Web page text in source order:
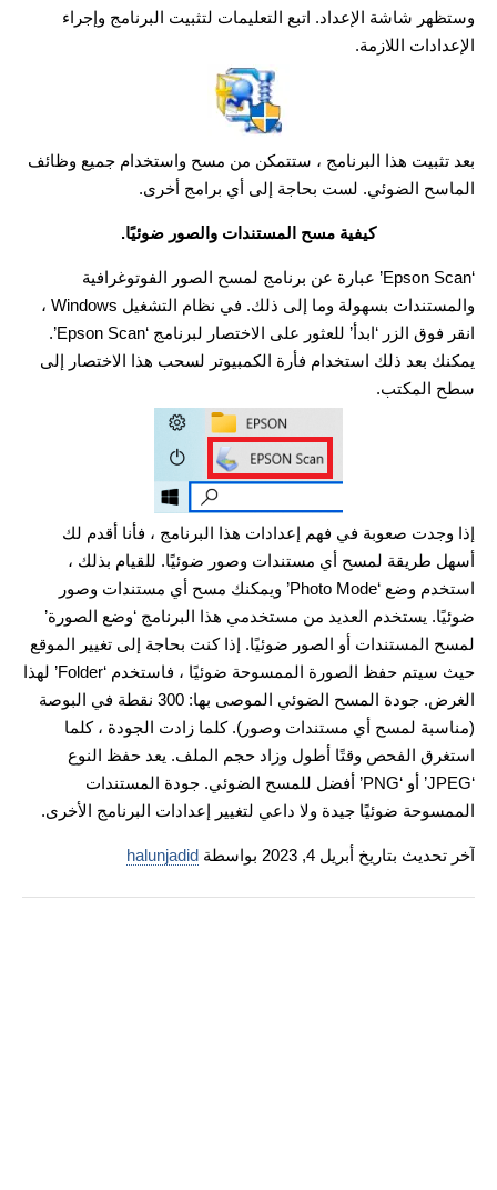
وستظهر شاشة الإعداد. اتبع التعليمات لتثبيت البرنامج وإجراء
الإعدادات اللازمة.
بعد تثبيت هذا البرنامج ، ستتمكن من مسح واستخدام جميع وظائف
الماسح الضوئي. لست بحاجة إلى أي برامج أخرى.
كيفية مسح المستندات والصور ضوئيًا.
‘Epson Scan’ عبارة عن برنامج لمسح الصور الفوتوغرافية
والمستندات بسهولة وما إلى ذلك. في نظام التشغيل Windows ،
انقر فوق الزر ‘ابدأ’ للعثور على الاختصار لبرنامج ‘Epson Scan’.
يمكنك بعد ذلك استخدام فأرة الكمبيوتر لسحب هذا الاختصار إلى
سطح المكتب.
إذا وجدت صعوبة في فهم إعدادات هذا البرنامج ، فأنا أقدم لك
أسهل طريقة لمسح أي مستندات وصور ضوئيًا. للقيام بذلك ،
استخدم وضع ‘Photo Mode’ ويمكنك مسح أي مستندات وصور
ضوئيًا. يستخدم العديد من مستخدمي هذا البرنامج ‘وضع الصورة’
لمسح المستندات أو الصور ضوئيًا. إذا كنت بحاجة إلى تغيير الموقع
حيث سيتم حفظ الصورة الممسوحة ضوئيًا ، فاستخدم ‘Folder’ لهذا
الغرض. جودة المسح الضوئي الموصى بها: 300 نقطة في البوصة
(مناسبة لمسح أي مستندات وصور). كلما زادت الجودة ، كلما
استغرق الفحص وقتًا أطول وزاد حجم الملف. يعد حفظ النوع
‘JPEG’ أو ‘PNG’ أفضل للمسح الضوئي. جودة المستندات
الممسوحة ضوئيًا جيدة ولا داعي لتغيير إعدادات البرنامج الأخرى.
آخر تحديث بتاريخ أبريل 4, 2023 بواسطة halunjadid